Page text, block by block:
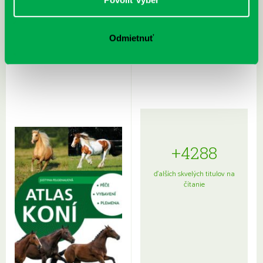
Odmietnuť
Rudź, Przemyslaw: Atlas hviezd:
Hardy, Paula: Japonsko na tanieri:
+4288
ďalších skvelých titulov na
čítanie